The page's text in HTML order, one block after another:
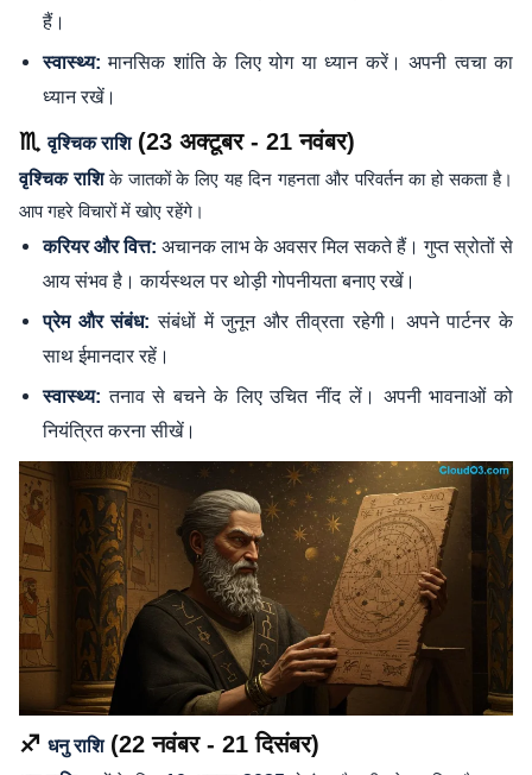
हैं।
स्वास्थ्य: मानसिक शांति के लिए योग या ध्यान करें। अपनी त्वचा का
ध्यान रखें।
♏वृश्चिक राशि(23 अक्टूबर - 21 नवंबर)
वृश्चिक राशिके जातकों के लिए यह दिन गहनता और परिवर्तन का हो सकता है।
आप गहरे विचारों में खोए रहेंगे।
करियर और वित्त: अचानक लाभ के अवसर मिल सकते हैं। गुप्त स्रोतों से
आय संभव है। कार्यस्थल पर थोड़ी गोपनीयता बनाए रखें।
प्रेम और संबंध: संबंधों में जुनून और तीव्रता रहेगी। अपने पार्टनर के
साथ ईमानदार रहें।
स्वास्थ्य: तनाव से बचने के लिए उचित नींद लें। अपनी भावनाओं को
नियंत्रित करना सीखें।
♐ धनु राशि(22 नवंबर - 21 दिसंबर)